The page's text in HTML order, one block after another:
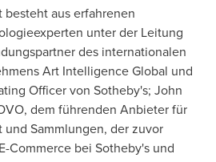
besteht aus erfahrenen
unter der Leitung
des internationalen
Art Intelligence Global und
Officervon Sotheby's; John
, dem führenden Anbieter für
Sammlungen, der zuvor
Commerce bei Sotheby's und